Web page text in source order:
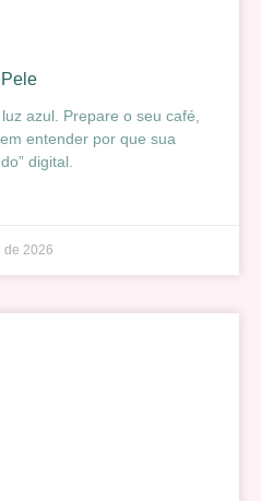
azul. Prepare o seu café,
entender por que sua
digital.
de 2026